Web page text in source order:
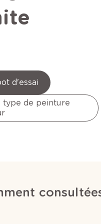
d'essai
type de peinture